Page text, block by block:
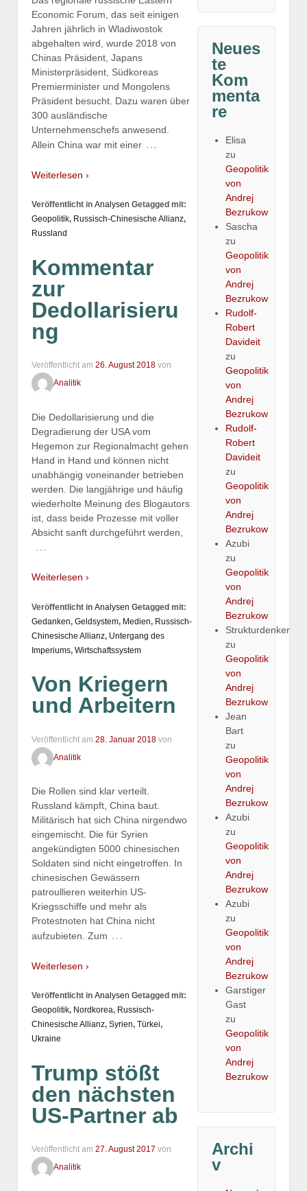
Economic Forum, das seit einigen
Jahren jährlich in Wladiwostok
abgehalten wird, wurde 2018 von
Chinas Präsident, Japans
Ministerpräsident, Südkoreas
Premierminister und Mongolens
Präsident besucht. Dazu waren über
300 ausländische
Unternehmenschefs anwesend.
Allein China war mit einer …
Weiterlesen ›
Veröffentlicht in Analysen Getagged mit:
Geopolitik, Russisch-Chinesische Allianz,
Russland
Kommentar
zur
Dedollarisieru
ng
Veröffentlicht am 26. August 2018 von
Analitik
Die Dedollarisierung und die
Degradierung der USA vom
Hegemon zur Regionalmacht gehen
Hand in Hand und können nicht
unabhängig voneinander betrieben
werden. Die langjährige und häufig
wiederholte Meinung des Blogautors
ist, dass beide Prozesse mit voller
Absicht sanft durchgeführt werden,
…
Weiterlesen ›
Veröffentlicht in Analysen Getagged mit:
Gedanken, Geldsystem, Medien, Russisch-
Chinesische Allianz, Untergang des
Imperiums, Wirtschaftssystem
Von Kriegern
und Arbeitern
Veröffentlicht am 28. Januar 2018 von
Analitik
Die Rollen sind klar verteilt.
Russland kämpft, China baut.
Militärisch hat sich China nirgendwo
eingemischt. Die für Syrien
angekündigten 5000 chinesischen
Soldaten sind nicht eingetroffen. In
chinesischen Gewässern
patroullieren weiterhin US-
Kriegsschiffe und mehr als
Protestnoten hat China nicht
aufzubieten. Zum …
Weiterlesen ›
Veröffentlicht in Analysen Getagged mit:
Geopolitik, Nordkorea, Russisch-
Chinesische Allianz, Syrien, Türkei,
Ukraine
Trump stößt
den nächsten
US-Partner ab
Veröffentlicht am 27. August 2017 von
Analitik
Neues
te
Kom
menta
re
Elisa
zu
Geopolitik
von
Andrej
Bezrukow
Sascha
zu
Geopolitik
von
Andrej
Bezrukow
Rudolf-
Robert
Davideit
zu
Geopolitik
von
Andrej
Bezrukow
Rudolf-
Robert
Davideit
zu
Geopolitik
von
Andrej
Bezrukow
Azubi
zu
Geopolitik
von
Andrej
Bezrukow
Strukturdenker
zu
Geopolitik
von
Andrej
Bezrukow
Jean
Bart
zu
Geopolitik
von
Andrej
Bezrukow
Azubi
zu
Geopolitik
von
Andrej
Bezrukow
Azubi
zu
Geopolitik
von
Andrej
Bezrukow
Garstiger
Gast
zu
Geopolitik
von
Andrej
Bezrukow
Archi
v